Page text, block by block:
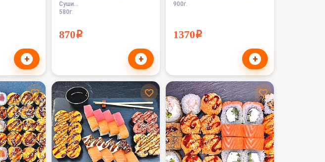
+
Суши...
580г.
870i
+
900г.
1370i
+